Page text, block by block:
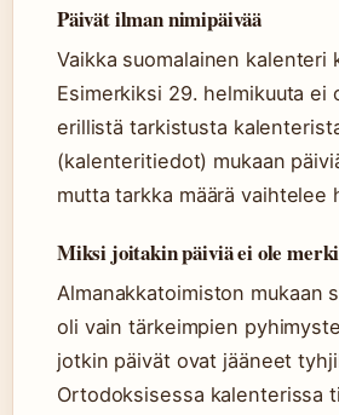
Päivät ilman nimipäivää
Vaikka suomalainen
Esimerkiksi 29. helmikuuta ei
erillistä tarkistusta
(kalenteritiedot) mukaan
mutta tarkka määrä
Miksi joitakin päiviä ei ole
Almanakkatoimiston mukaan
oli vain tärkeimpien
jotkin päivät ovat jääneet
Ortodoksisessa kalenterissa